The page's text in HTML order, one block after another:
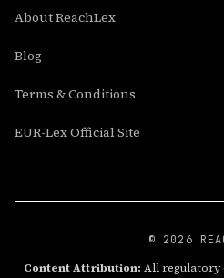
About ReachLex
Blog
Terms & Conditions
EUR-Lex Official Site
© 2026
Content Attribution: All regulatory